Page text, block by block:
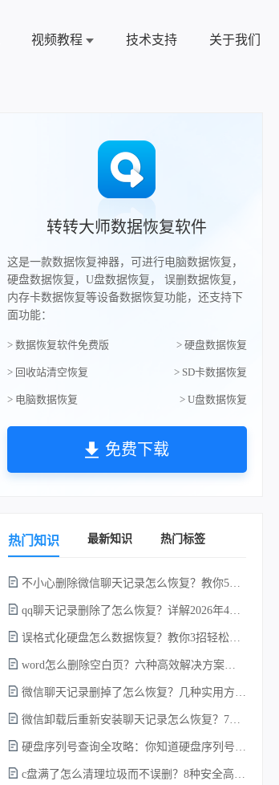
视频教程 技术支持 关于我们
转转大师数据恢复软件
这是一款数据恢复神器，可进行电脑数据恢复，
硬盘数据恢复，U盘数据恢复， 误删数据恢复，
内存卡数据恢复等设备数据恢复功能，还支持下
面功能：
> 数据恢复软件免费版 > 硬盘数据恢复
> 回收站清空恢复 > SD卡数据恢复
> 电脑数据恢复 > U盘数据恢复
免费下载
热门知识 最新知识 热门标签
不小心删除微信聊天记录怎么恢复？教你5种简单找回的方法！
qq聊天记录删除了怎么恢复？详解2026年4种常用有效的方法（支持.db数据库提取）
误格式化硬盘怎么数据恢复？教你3招轻松恢复！
word怎么删除空白页？六种高效解决方案（2026年最新实操指南）！
微信聊天记录删掉了怎么恢复？几种实用方法详解！
微信卸载后重新安装聊天记录怎么恢复？7种实测有效的恢复方案详解！
硬盘序列号查询全攻略：你知道硬盘序列号怎么查吗？
c盘满了怎么清理垃圾而不误删？8种安全高效的方法详解+误删恢复指南！